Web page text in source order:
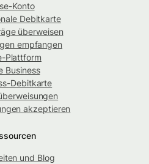
Konto
Debitkarte
überweisen
empfangen
Plattform
Business
Debitkarte
akzeptieren
und Blog